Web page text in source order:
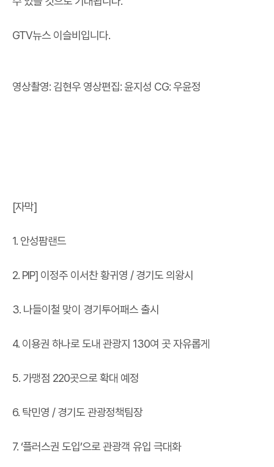
GTV뉴스 이슬비입니다.
영상촬영: 김현우 영상편집: 윤지성 CG: 우윤정
[자막]
1. 안성팜랜드
2. PIP] 이정주 이서찬 황귀영 / 경기도 의왕시
3. 나들이철 맞이 경기투어패스 출시
4. 이용권 하나로 도내 관광지 130여 곳 자유롭게
5. 가맹점 220곳으로 확대 예정
6. 탁민영 / 경기도 관광정책팀장
7. ‘플러스권 도입’으로 관광객 유입 극대화